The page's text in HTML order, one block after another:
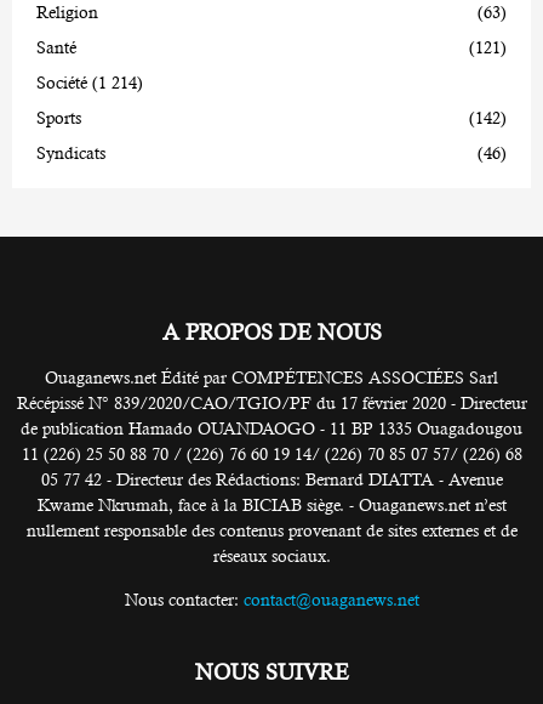
Religion
(63)
Santé
(121)
Société (1 214)
Sports
(142)
Syndicats
(46)
A PROPOS DE NOUS
Ouaganews.net Édité par COMPÉTENCES ASSOCIÉES Sarl
Récépissé N° 839/2020/CAO/TGIO/PF du 17 février 2020 - Directeur
de publication Hamado OUANDAOGO - 11 BP 1335 Ouagadougou
11 (226) 25 50 88 70 / (226) 76 60 19 14/ (226) 70 85 07 57/ (226) 68
05 77 42 - Directeur des Rédactions: Bernard DIATTA - Avenue
Kwame Nkrumah, face à la BICIAB siège. - Ouaganews.net n’est
nullement responsable des contenus provenant de sites externes et de
réseaux sociaux.
Nous contacter: contact@ouaganews.net
NOUS SUIVRE